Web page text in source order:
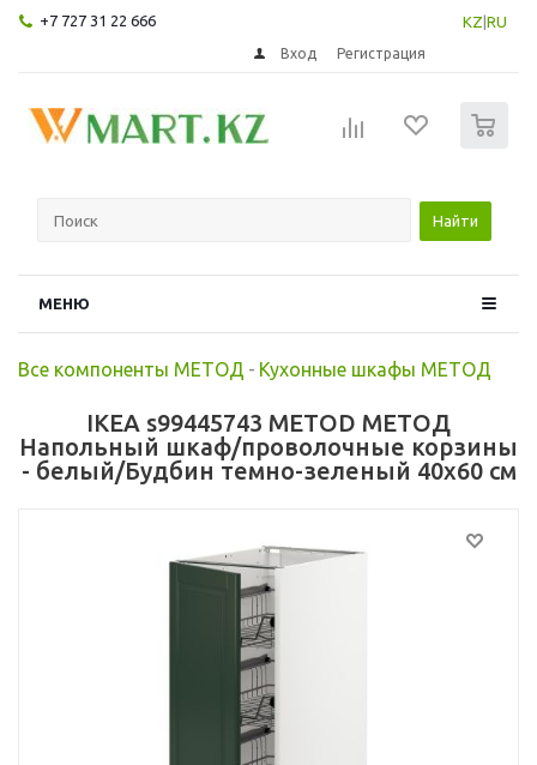
+7 727 31 22 666 KZ RU
Вход Регистрация
Найти
МЕНЮ
Все компоненты МЕТОД - Кухонные шкафы МЕТОД
IKEA s99445743 METOD МЕТОД
Напольный шкаф/проволочные корзины
- белый/Будбин темно-зеленый 40x60 см